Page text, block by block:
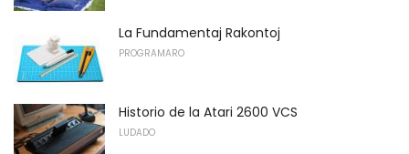
La Fundamentaj Rakontoj
PROGRAMARO
Historio de la Atari 2600 VCS
LUDADO